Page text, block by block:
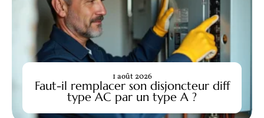
Faut-il remplacer son disjoncteur diff
type AC par un type A ?
1 août 2026